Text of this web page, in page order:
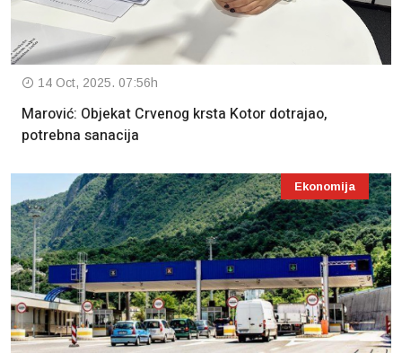
14 Oct, 2025. 07:56h
Marović: Objekat Crvenog krsta Kotor dotrajao,
potrebna sanacija
Ekonomija